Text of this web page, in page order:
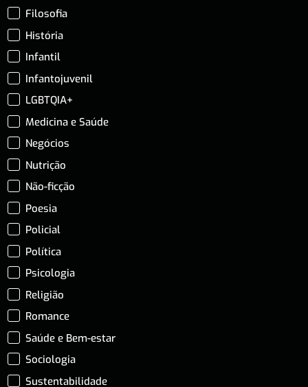
Filosofia
História
Infantil
Infantojuvenil
LGBTQIA+
Medicina e Saúde
Negócios
Nutrição
Não-ficção
Poesia
Policial
Política
Psicologia
Religião
Romance
Saúde e Bem-estar
Sociologia
Sustentabilidade